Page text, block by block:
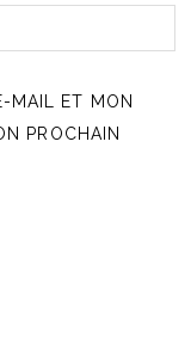
MAIL ET MON
PROCHAIN